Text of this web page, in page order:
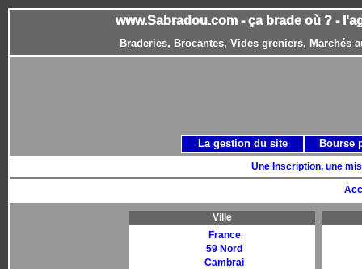
www.Sabradou.com - ça brade où ? -
Braderies, Brocantes, Vides greniers, Marchés
Une Inscription, une
Ville
France
59 Nord
Cambrai
La gestion du site Bourse